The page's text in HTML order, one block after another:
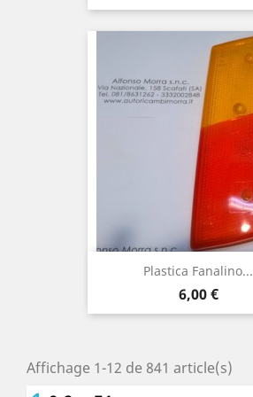
Plastica Fanalino...
Prix
6,00 €
Affichage 1-12 de 841 article(s)